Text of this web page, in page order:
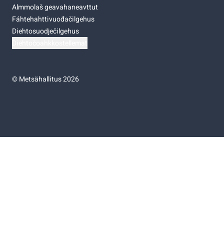
Almmolaš geavahaneavttut
Fáhtehahttivuođačilgehus
Diehtosuodječilgehus
©Metsähallitus 2026